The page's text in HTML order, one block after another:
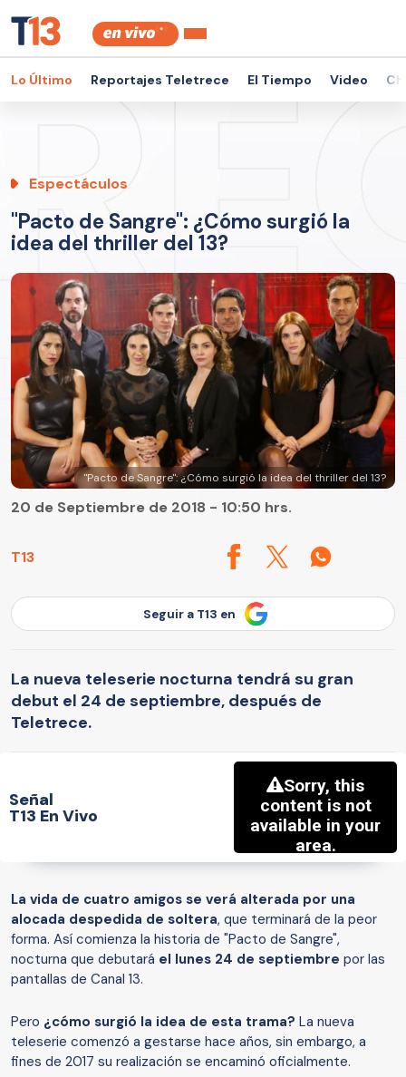
Lo Último Reportajes Teletrece El Tiempo Video
Espectáculos
"Pacto de Sangre": ¿Cómo surgió la
idea del thriller del 13?
"Pacto de Sangre": ¿Cómo surgió la idea del thriller del 13?
T13
20 de Septiembre de 2018 - 10:50 hrs.
Seguir a T13 en
La nueva teleserie nocturna tendrá su gran
debut el 24 de septiembre, después de
Teletrece.
Señal
T13 En Vivo
La vida de cuatro amigos se verá alterada por una
alocada despedida de soltera, que terminará de la peor
forma. Así comienza la historia de "Pacto de Sangre",
nocturna que debutará el lunes 24 de septiembre por las
pantallas de Canal 13.
Pero ¿cómo surgió la idea de esta trama? La nueva
teleserie comenzó a gestarse hace años, sin embargo, a
fines de 2017 su realización se encaminó oficialmente.